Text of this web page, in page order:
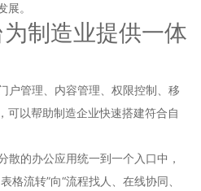
。
制造业提供一体
户管理、内容管理、权限控制、移
可以帮助制造企业快速搭建符合自
散的办公应用统一到一个入口中，
格流转”向“流程找人、在线协同、